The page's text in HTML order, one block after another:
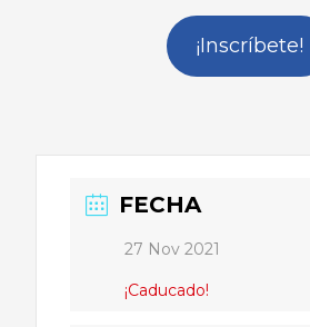
¡Inscríbete!
FECHA
27 Nov 2021
¡Caducado!